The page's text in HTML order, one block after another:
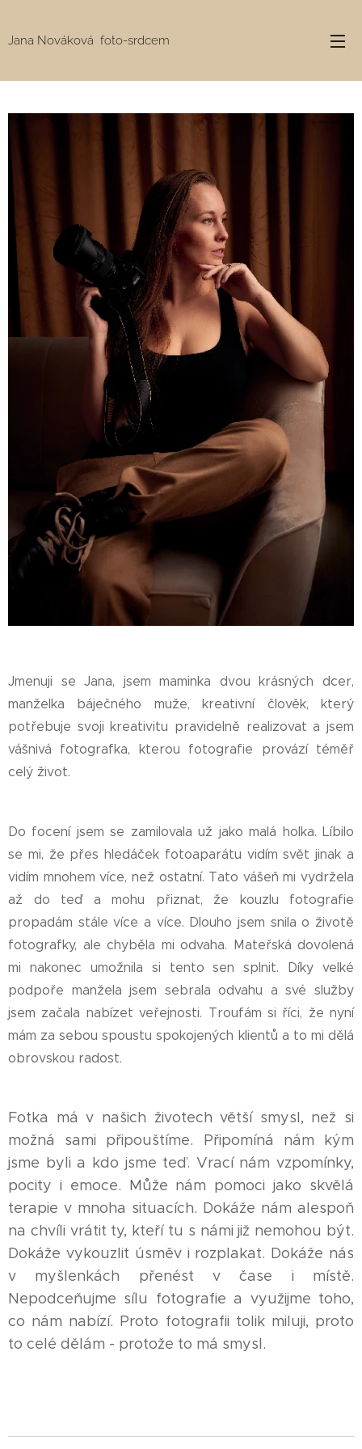
Jana Nováková foto-srdcem
Jmenuji se Jana, jsem maminka dvou krásných dcer,
manželka báječného muže, kreativní člověk, který
potřebuje svoji kreativitu pravidelně realizovat a jsem
vášnivá fotografka, kterou fotografie provází téměř
celý život.
Do focení jsem se zamilovala už jako malá holka. Líbilo
se mi, že přes hledáček fotoaparátu vidím svět jinak a
vidím mnohem více, než ostatní. Tato vášeň mi vydržela
až do teď a mohu přiznat, že kouzlu fotografie
propadám stále více a více. Dlouho jsem snila o životě
fotografky, ale chyběla mi odvaha. Mateřská dovolená
mi nakonec umožnila si tento sen splnit. Díky velké
podpoře manžela jsem sebrala odvahu a své služby
jsem začala nabízet veřejnosti. Troufám si říci, že nyní
mám za sebou spoustu spokojených klientů a to mi dělá
obrovskou radost.
Fotka má v našich životech větší smysl, než si
možná sami připouštíme. Připomíná nám kým
jsme byli a kdo jsme teď. Vrací nám vzpomínky,
pocity i emoce. Může nám pomoci jako skvělá
terapie v mnoha situacích. Dokáže nám alespoň
na chvíli vrátit ty, kteří tu s námi již nemohou být.
Dokáže vykouzlit úsměv i rozplakat. Dokáže nás
v myšlenkách přenést v čase i místě.
Nepodceňujme sílu fotografie a využijme toho,
co nám nabízí. Proto fotografii tolik miluji, proto
to celé dělám - protože to má smysl.